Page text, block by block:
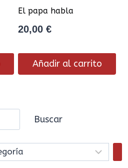
El papa habla
20,00 €
Añadir al carrito
Buscar